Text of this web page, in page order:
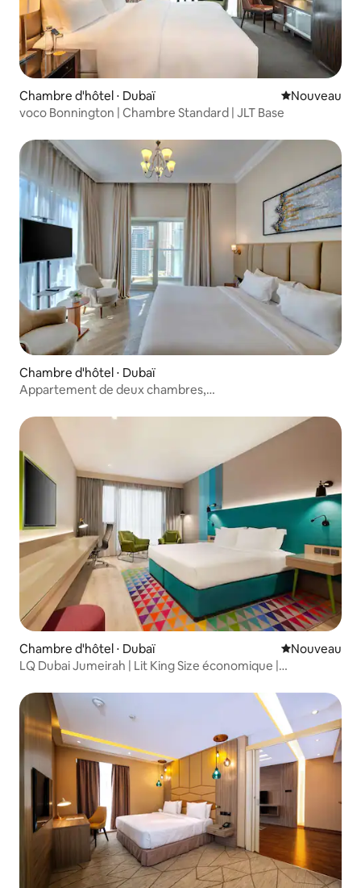
Chambre d'hôtel ⋅ Dubaï Nouvel
Nouveau
voco Bonnington | Chambre Standard | JLT Base
Chambre d'hôtel ⋅ Dubaï
Appartement de deux chambres,
Chambre d'hôtel ⋅ Dubaï Nouvel
Nouveau
LQ Dubai Jumeirah | Lit King Size économique |